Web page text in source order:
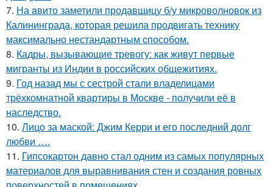
7. На aвито заметили продавщицу б/у микроволновок из
Калининграда, которая решила продвигать технику
максимально нестандартным cпособом.
8. Кадры, вызывающие тревогу: как живут первые
мигранты из Индии в российских общежитиях.
9. Год назад мы с сестрой стали владелицами
трёхкомнатной квартиры в Москве - получили её в
наследство.
10. Лицо за маской: Джим Керри и его последний долг
любви ….
11. Гипсокартон давно стал одним из самых популярных
материалов для выравнивания стен и создания ровных